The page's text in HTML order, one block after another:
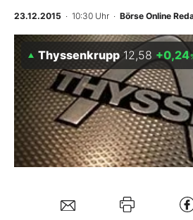
BO-Musterdepots
Experten
Mein B:O
Mein Konto
23.12.2015 · 10:30 Uhr · Börse Online
Thyssenkrupp 12,58 +0,24